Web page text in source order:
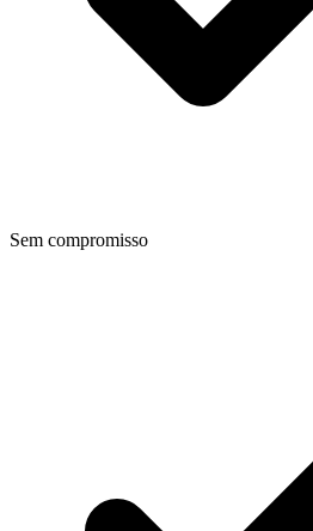
Sem compromisso